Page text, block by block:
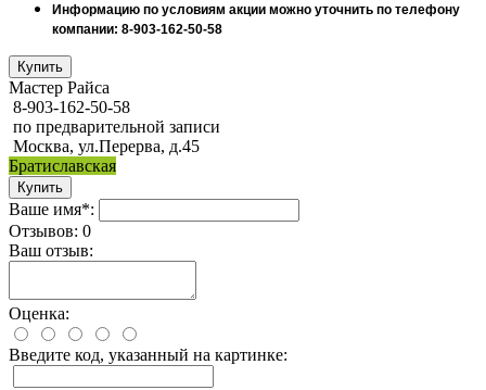
Информацию по условиям акции можно уточнить по телефону
компании: 8-903-162-50-58
Мастер Райса
8-903-162-50-58
по предварительной записи
Москва, ул.Перерва, д.45
Братиславская
Ваше имя*:
Отзывов: 0
Ваш отзыв:
Оценка:
Введите код, указанный на картинке: